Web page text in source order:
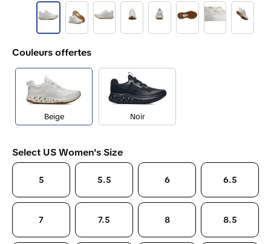
Couleurs offertes
Beige Noir
Select US Women's Size
5 5.5 6 6.5
7 7.5 8 8.5